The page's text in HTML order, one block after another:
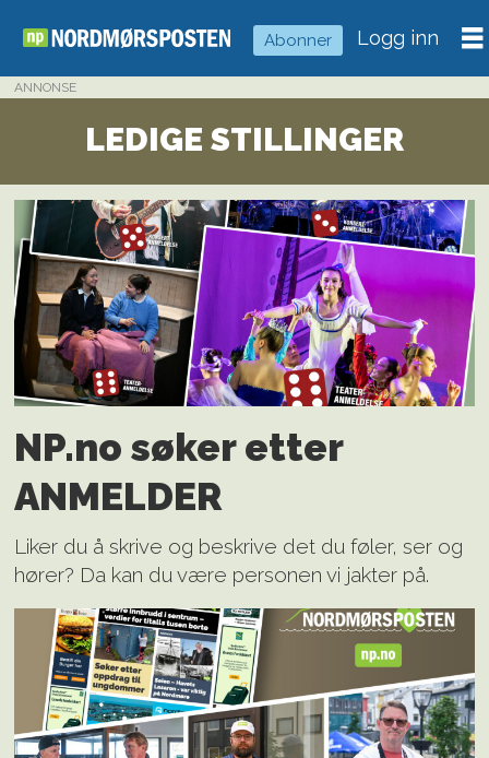
Abonner Logg inn
Stilling
ledig
ANNONSE
LEDIGE STILLINGER
NP.no søker etter
ANMELDER
Liker du å skrive og beskrive det du føler, ser og
hører? Da kan du være personen vi jakter på.